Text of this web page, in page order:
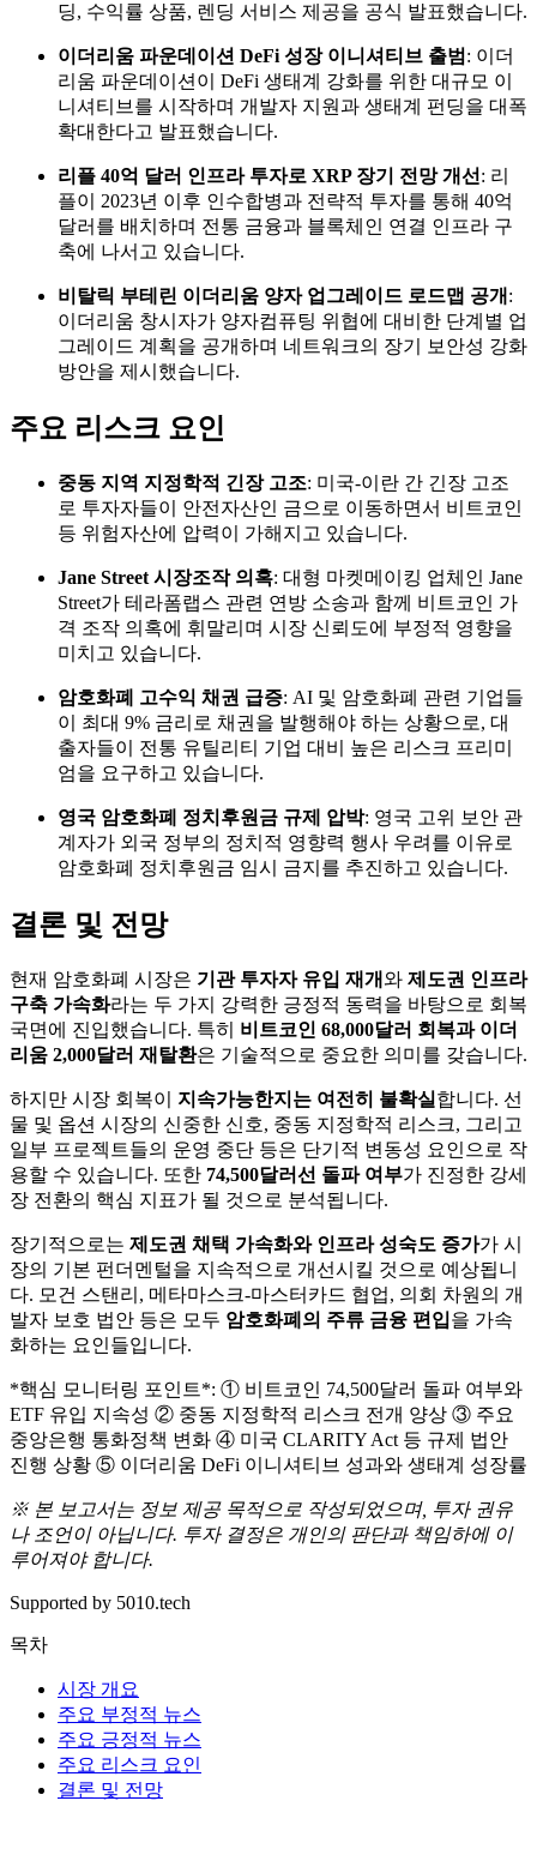
딩, 수익률 상품, 렌딩 서비스 제공을 공식 발표했습니다.
이더리움 파운데이션 DeFi 성장 이니셔티브 출범 : 이더
리움 파운데이션이 DeFi 생태계 강화를 위한 대규모 이
니셔티브를 시작하며 개발자 지원과 생태계 펀딩을 대폭
확대한다고 발표했습니다.
리플 40억 달러 인프라 투자로 XRP 장기 전망 개선 : 리
플이 2023년 이후 인수합병과 전략적 투자를 통해 40억
달러를 배치하며 전통 금융과 블록체인 연결 인프라 구
축에 나서고 있습니다.
비탈릭 부테린 이더리움 양자 업그레이드 로드맵 공개 :
이더리움 창시자가 양자컴퓨팅 위협에 대비한 단계별 업
그레이드 계획을 공개하며 네트워크의 장기 보안성 강화
방안을 제시했습니다.
주요 리스크 요인
중동 지역 지정학적 긴장 고조: 미국-이란 간 긴장 고조
로 투자자들이 안전자산인 금으로 이동하면서 비트코인
등 위험자산에 압력이 가해지고 있습니다.
Jane Street 시장조작 의혹: 대형 마켓메이킹 업체인 Jane
Street가 테라폼랩스 관련 연방 소송과 함께 비트코인 가
격 조작 의혹에 휘말리며 시장 신뢰도에 부정적 영향을
미치고 있습니다.
암호화폐 고수익 채권 급증: AI 및 암호화폐 관련 기업들
이 최대 9% 금리로 채권을 발행해야 하는 상황으로, 대
출자들이 전통 유틸리티 기업 대비 높은 리스크 프리미
엄을 요구하고 있습니다.
영국 암호화폐 정치후원금 규제 압박: 영국 고위 보안 관
계자가 외국 정부의 정치적 영향력 행사 우려를 이유로
암호화폐 정치후원금 임시 금지를 추진하고 있습니다.
결론 및 전망
현재 암호화폐 시장은 기관 투자자 유입 재개와 제도권 인프라
구축 가속화라는 두 가지 강력한 긍정적 동력을 바탕으로 회복
국면에 진입했습니다. 특히 비트코인 68,000달러 회복과 이더
리움 2,000달러 재탈환은 기술적으로 중요한 의미를 갖습니다.
하지만 시장 회복이 지속가능한지는 여전히 불확실 합니다. 선
물 및 옵션 시장의 신중한 신호, 중동 지정학적 리스크, 그리고
일부 프로젝트들의 운영 중단 등은 단기적 변동성 요인으로 작
용할 수 있습니다. 또한 74,500달러선 돌파 여부가 진정한 강세
장 전환의 핵심 지표가 될 것으로 분석됩니다.
장기적으로는 제도권 채택 가속화와 인프라 성숙도 증가가 시
장의 기본 펀더멘털을 지속적으로 개선시킬 것으로 예상됩니
다. 모건 스탠리, 메타마스크-마스터카드 협업, 의회 차원의 개
발자 보호 법안 등은 모두 암호화폐의 주류 금융 편입을 가속
화하는 요인들입니다.
*핵심 모니터링 포인트*: ① 비트코인 74,500달러 돌파 여부와
ETF 유입 지속성 ② 중동 지정학적 리스크 전개 양상 ③ 주요
중앙은행 통화정책 변화 ④ 미국 CLARITY Act 등 규제 법안
진행 상황 ⑤ 이더리움 DeFi 이니셔티브 성과와 생태계 성장률
※ 본 보고서는 정보 제공 목적으로 작성되었으며, 투자 권유
나 조언이 아닙니다. 투자 결정은 개인의 판단과 책임하에 이
루어져야 합니다.
Supported by 5010.tech
목차
시장 개요
주요 부정적 뉴스
주요 긍정적 뉴스
주요 리스크 요인
결론 및 전망